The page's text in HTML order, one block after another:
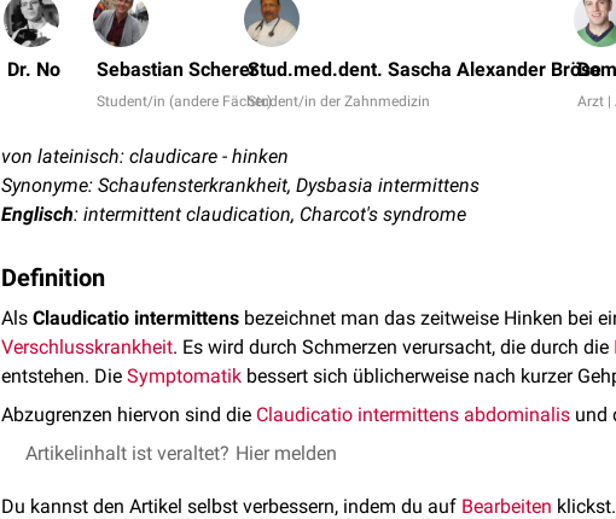
Dr. No Sebastian Scherer
Student/in (andere Fächer)
Stud.med.dent. Sascha Alexander Bröse
Student/in der Zahnmedizin Arzt |
von lateinisch: claudicare - hinken
Synonyme: Schaufensterkrankheit, Dysbasia intermittens
Englisch: intermittent claudication, Charcot's syndrome
Definition
Als Claudicatio intermittens bezeichnet man das zeitweise Hinken bei
Verschlusskrankheit. Es wird durch Schmerzen verursacht, die durch die
entstehen. Die Symptomatik bessert sich üblicherweise nach kurzer
Abzugrenzen hiervon sind die Claudicatio intermittens abdominalis und
Artikelinhalt ist veraltet? Hier melden
Du kannst den Artikel selbst verbessern, indem du auf Bearbeiten klickst.